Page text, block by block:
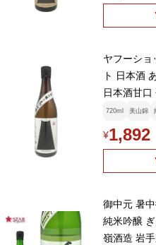
ヤフーショ
ト 日本酒
日本酒甘
酒 おすすめ
720ml 美山錦
¥1,892
御中元 暑
純米吟醸
嶺酒造 岩